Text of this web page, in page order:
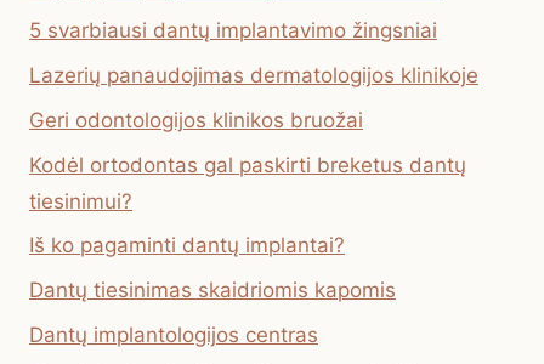
5 svarbiausi dantų implantavimo žingsniai
Lazerių panaudojimas dermatologijos klinikoje
Geri odontologijos klinikos bruožai
Kodėl ortodontas gal paskirti breketus dantų
tiesinimui?
Iš ko pagaminti dantų implantai?
Dantų tiesinimas skaidriomis kapomis
Dantų implantologijos centras